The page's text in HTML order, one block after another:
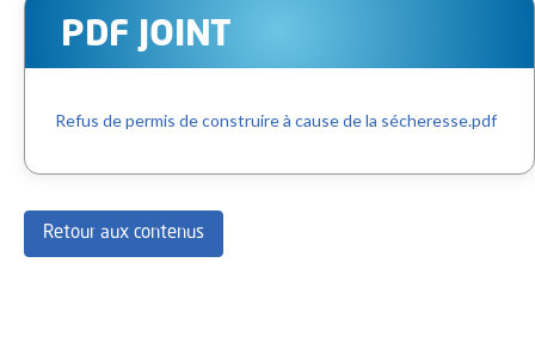
PDF JOINT
Refus de permis de construire à cause de la sécheresse.pdf
Retour aux contenus